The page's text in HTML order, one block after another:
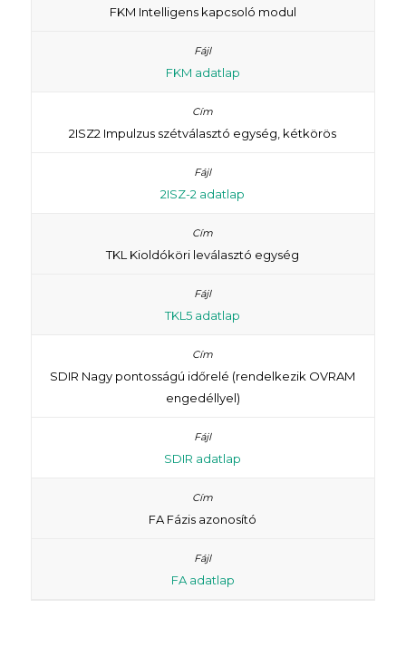
FKM Intelligens kapcsoló modul
FKM adatlap
2ISZ2 Impulzus szétválasztó egység, kétkörös
2ISZ-2 adatlap
TKL Kioldóköri leválasztó egység
TKL5 adatlap
SDIR Nagy pontosságú időrelé (rendelkezik OVRAM
engedéllyel)
SDIR adatlap
FA Fázis azonosító
FA adatlap